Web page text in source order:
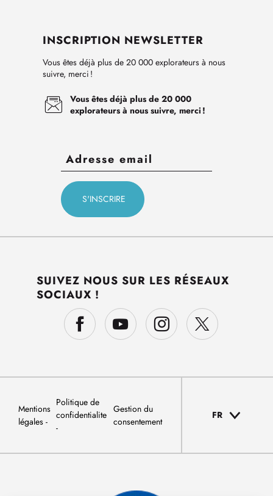
INSCRIPTION NEWSLETTER
Vous êtes déjà plus de 20 000 explorateurs à nous
suivre, merci !
Vous êtes déjà plus de 20 000
explorateurs à nous suivre, merci !
SUIVEZ NOUS SUR LES RÉSEAUX
SOCIAUX !
Mentions
légales
Politique de
confidentialite
Gestion du
consentement
FR